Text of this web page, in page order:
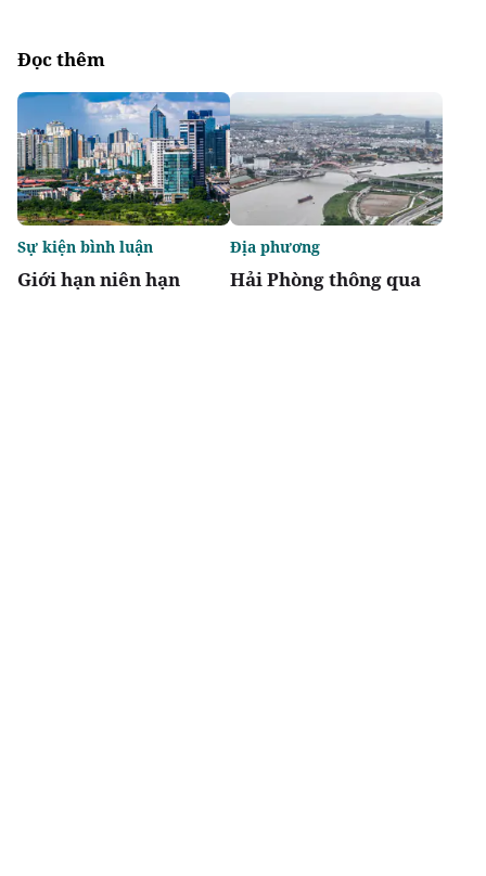
Đọc thêm
Giới hạn niên hạn
Sự kiện bình luận
Hải Phòng thông qua
Địa phương